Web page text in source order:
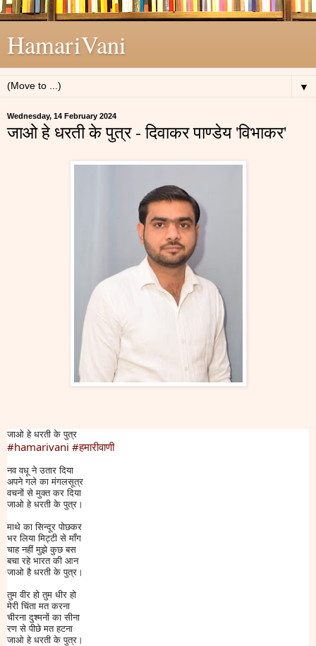
HamariVani
▼
Wednesday, 14 February 2024
जाओ हे धरती के पुत्र - दिवाकर पाण्डेय 'विभाकर'
जाओ हे धरती के पुत्र
#hamarivani #हमारीवाणी
नव वधू ने उतार दिया
अपने गले का मंगलसूत्र
वचनों से मुक्त कर दिया
जाओ हे धरती के पुत्र।
माथे का सिन्दूर पोछकर
भर लिया मिट्टी से माँग
चाह नहीं मुझे कुछ बस
बचा रहे भारत की आन
जाओ है धरती के पुत्र।
तुम वीर हो तुम धीर हो
मेरी चिंता मत करना
चीरना दुश्मनों का सीना
रण से पीछे मत हटना
जाओ हे धरती के पुत्र।